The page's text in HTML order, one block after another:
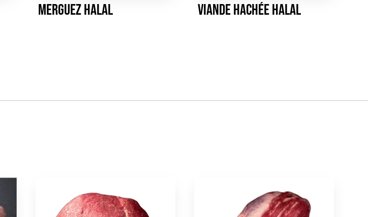
Merguez HALAL Viande hachée HALAL